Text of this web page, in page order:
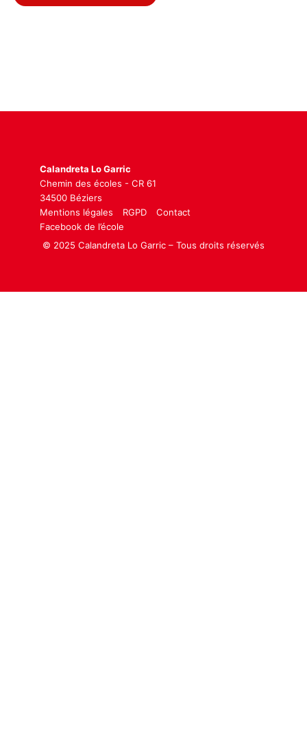
Calandreta Lo Garric
Chemin des écoles - CR 61
34500 Béziers
Mentions légales
RGPD
Contact
Facebook de l’école
© 2025 Calandreta Lo Garric – Tous droits réservés